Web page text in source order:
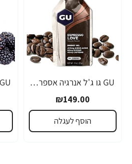
GU גו ג'ל אנרגיה אספרסו 32 גרם - 24 יחידות
₪149.00
הוסף לעגלה